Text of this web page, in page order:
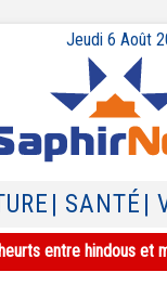
Jeudi 6 Août
| SANTÉ |
entre hindous et